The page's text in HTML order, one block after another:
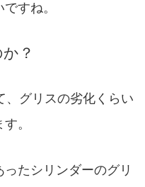
すね。
？
、グリスの劣化くらい
。
たシリンダーのグリ